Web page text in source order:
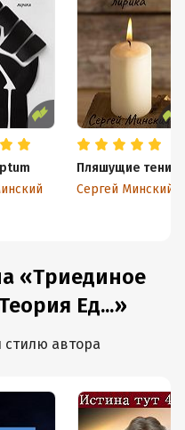
Пляшущие тени
Сергей Минский
«Триединое
Ед...»
стилю автора